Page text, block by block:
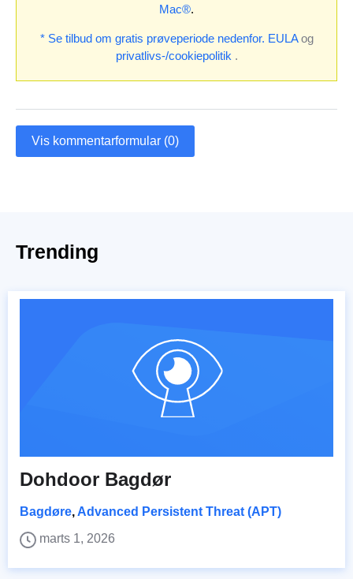
Mac®.
* Se tilbud om gratis prøveperiode nedenfor. EULAog
privatlivs-/cookiepolitik.
Vis kommentarformular (0)
Trending
Dohdoor Bagdør
Bagdøre,Advanced Persistent Threat (APT)
marts 1, 2026